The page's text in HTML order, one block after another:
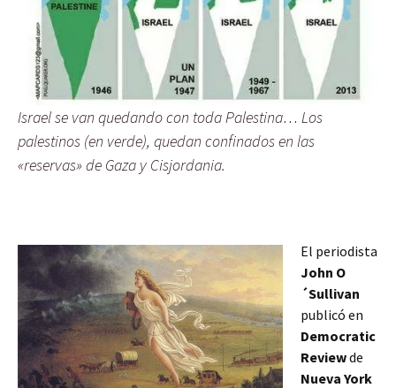
Israel se van quedando con toda Palestina… Los
palestinos (en verde), quedan confinados en las
«reservas» de Gaza y Cisjordania.
El periodista
John O
´Sullivan
publicó en
Democratic
Reviewde
Nueva York